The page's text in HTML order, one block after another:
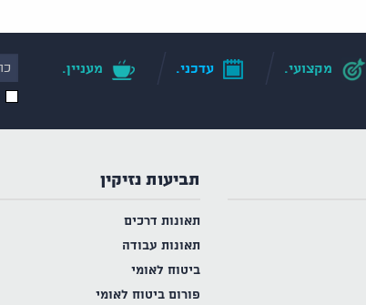
מקצועי. עדכני. מעניין.
תביעות נזיקין
תאונות דרכים
תאונות עבודה
ביטוח לאומי
פורום ביטוח לאומי